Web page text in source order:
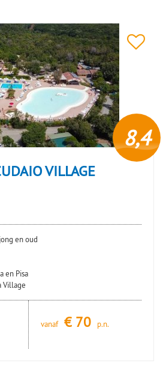
8,4
VILLAGE
en oud
en Pisa
Village
vanaf
€ 70 p.n.